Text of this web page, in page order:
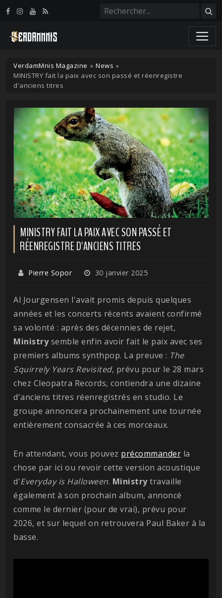
VerdamMnis Magazine » News »
MINISTRY fait la paix avec son passé et réenregistre
d'anciens titres
MINISTRY FAIT LA PAIX AVEC SON PASSÉ ET
RÉENREGISTRE D'ANCIENS TITRES
Pierre Sopor 30 janvier 2025
Al Jourgensen l'avait promis depuis quelques
années et les concerts récents avaient confirmé
sa volonté : après des décennies de rejet,
Ministrysemble enfin avoir fait le paix avec ses
premiers albums synthpop. La preuve : The
Squirrely Years Revisited, prévu pour le 28 mars
chez Cleopatra Records, contiendra une dizaine
d'anciens titres réenregistrés en studio. Le
groupe annoncera prochainement une tournée
entièrement consacrée à ces morceaux.
En attendant, vous pouvez précommander la
chose par ici ou revoir cette version acoustique
d'Everyday is Halloween. Ministrytravaille
également à son prochain album, annoncé
comme le dernier (pour de vrai), prévu pour
2026, et sur lequel on retrouvera Paul Baker à la
basse.
Panneau de gestion des cookies